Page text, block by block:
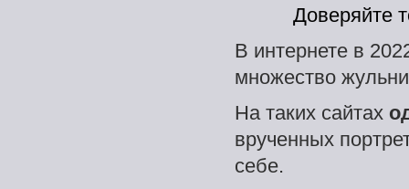
Доверяйте
В интернете в
множество
На таких сайтах
врученных
себе.